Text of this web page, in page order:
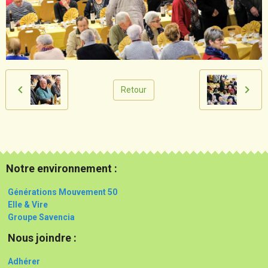
Retour
Notre environnement :
Générations Mouvement 50
Elle & Vire
Groupe Savencia
Nous joindre :
Adhérer